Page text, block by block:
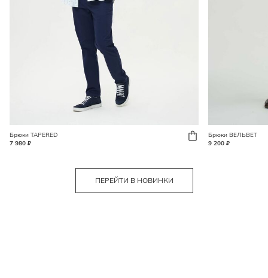
Брюки TAPERED
7 980 ₽
Брюки ВЕЛЬВЕТ
9 200 ₽
ПЕРЕЙТИ В НОВИНКИ